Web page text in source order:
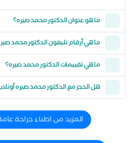
ما هو عنوان الدكتور محمد صيره؟
ما هي أرقام تليفون الدكتور محمد
ما هي تقييمات الدكتور محمد صيره؟
هل الحجز مع الدكتور محمد صيره
المزيد من اطباء جراحة